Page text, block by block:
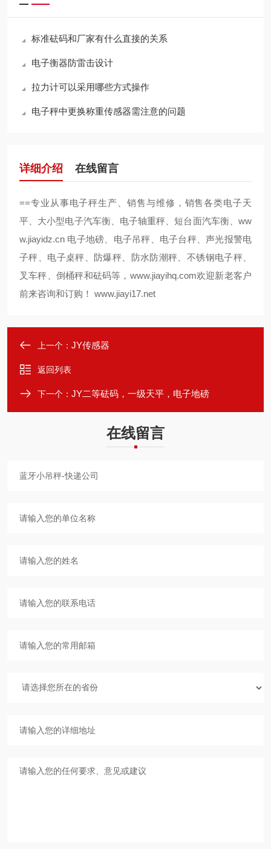
标准砝码和厂家有什么直接的关系
电子衡器防雷击设计
拉力计可以采用哪些方式操作
电子秤中更换称重传感器需注意的问题
详细介绍 在线留言
==专业从事电子秤生产、销售与维修，销售各类电子天
平、大小型电子汽车衡、电子轴重秤、短台面汽车衡、 ww
w.jiayidz.cn 电子地磅、电子吊秤、电子台秤、声光报警电
子秤、电子桌秤、防爆秤、防水防潮秤、不锈钢电子秤、
叉车秤、倒桶秤和砝码等， www.jiayihq.com欢迎新老客户
前来咨询和订购！ www.jiayi17.net
上一个： JY传感器
返回列表
下一个： JY二等砝码，一级天平，电子地磅
在线留言